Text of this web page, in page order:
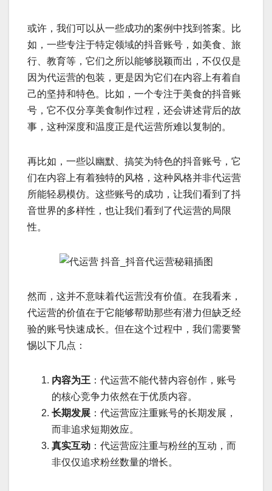
或许，我们可以从一些成功的案例中找到答案。比
如，一些专注于特定领域的抖音账号，如美食、旅
行、教育等，它们之所以能够脱颖而出，不仅仅是
因为代运营的包装，更是因为它们在内容上有着自
己的坚持和特色。比如，一个专注于美食的抖音账
号，它不仅分享美食制作过程，还会讲述背后的故
事，这种深度和温度正是代运营所难以复制的。
再比如，一些以幽默、搞笑为特色的抖音账号，它
们在内容上有着独特的风格，这种风格并非代运营
所能轻易模仿。这些账号的成功，让我们看到了抖
音世界的多样性，也让我们看到了代运营的局限
性。
然而，这并不意味着代运营没有价值。在我看来，
代运营的价值在于它能够帮助那些有潜力但缺乏经
验的账号快速成长。但在这个过程中，我们需要警
惕以下几点：
内容为王 ：代运营不能代替内容创作，账号
的核心竞争力依然在于优质内容。
长期发展 ：代运营应注重账号的长期发展，
而非追求短期效应。
真实互动 ：代运营应注重与粉丝的互动，而
非仅仅追求粉丝数量的增长。